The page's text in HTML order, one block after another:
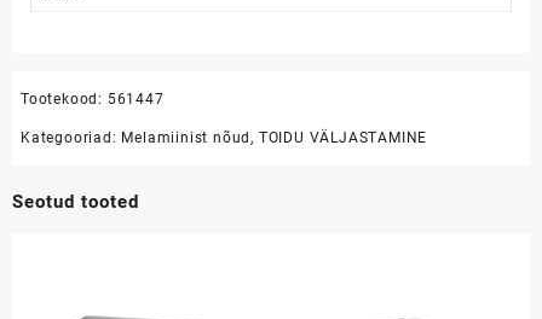
Tootekood: 561447
Kategooriad: Melamiinist nõud, TOIDU VÄLJASTAMINE
Seotud tooted